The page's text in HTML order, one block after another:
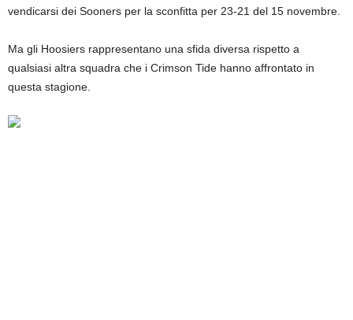
vendicarsi dei Sooners per la sconfitta per 23-21 del 15 novembre.
Ma gli Hoosiers rappresentano una sfida diversa rispetto a
qualsiasi altra squadra che i Crimson Tide hanno affrontato in
questa stagione.